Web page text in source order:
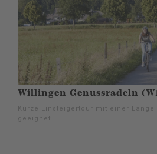
Willingen Genussradeln
Kurze Einsteigertour mit einer
geeignet.